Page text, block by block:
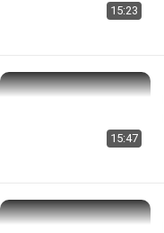
15:23
15:47